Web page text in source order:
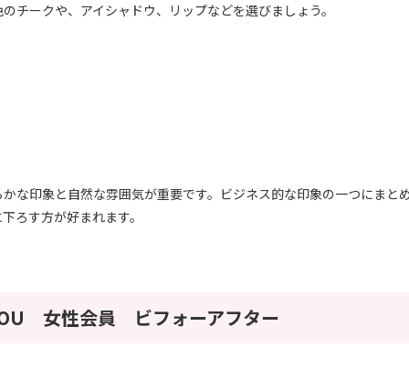
チークや、アイシャドウ、リップなどを選びましょう。
な印象と自然な雰囲気が重要です。ビジネス的な印象の一つにまと
ろす方が好まれます。
女性会員 ビフォーアフター